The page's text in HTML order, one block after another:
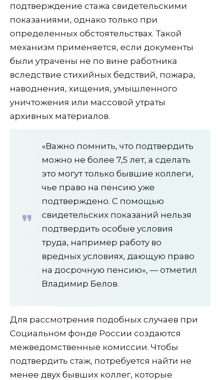
подтверждение стажа свидетельскими
показаниями, однако только при
определенных обстоятельствах. Такой
механизм применяется, если документы
были утрачены не по вине работника
вследствие стихийных бедствий, пожара,
наводнения, хищения, умышленного
уничтожения или массовой утраты
архивных материалов.
«Важно помнить, что подтвердить
можно не более 7,5 лет, а сделать
это могут только бывшие коллеги,
чье право на пенсию уже
подтверждено. С помощью
свидетельских показаний нельзя
подтвердить особые условия
труда, например работу во
вредных условиях, дающую право
на досрочную пенсию», — отметил
Владимир Белов.
Для рассмотрения подобных случаев при
Социальном фонде России создаются
межведомственные комиссии. Чтобы
подтвердить стаж, потребуется найти не
менее двух бывших коллег, которые